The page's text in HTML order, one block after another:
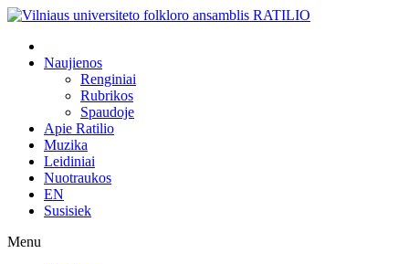
Naujienos
Renginiai
Rubrikos
Spaudoje
Apie Ratilio
Muzika
Leidiniai
Nuotraukos
EN
Susisiek
Menu